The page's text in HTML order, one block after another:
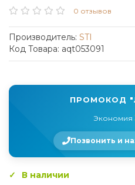
0 отзывов
Производитель: STI
Код Товара: aqt053091
ПРОМОКОД
Экономия
Позвонить и
В наличии